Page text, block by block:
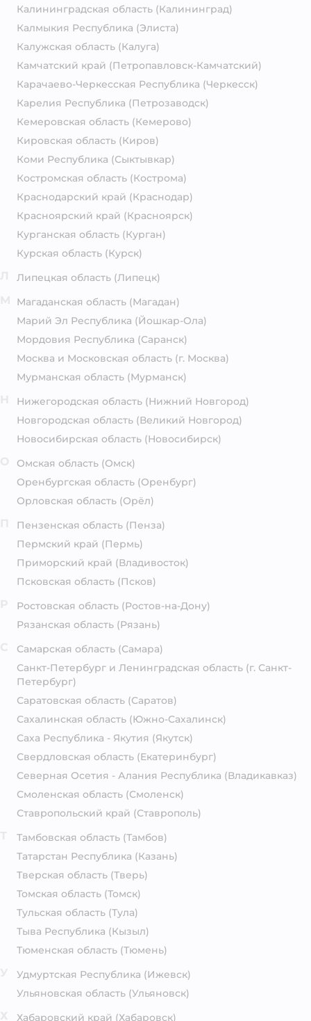
Калининградская область (Калининград)
Калмыкия Республика (Элиста)
Калужская область (Калуга)
Камчатский край (Петропавловск-Камчатский)
Карачаево-Черкесская Республика (Черкесск)
Карелия Республика (Петрозаводск)
Кемеровская область (Кемерово)
Кировская область (Киров)
Коми Республика (Сыктывкар)
Костромская область (Кострома)
Краснодарский край (Краснодар)
Красноярский край (Красноярск)
Курганская область (Курган)
Курская область (Курск)
Липецкая область (Липецк)
Магаданская область (Магадан)
Марий Эл Республика (Йошкар-Ола)
Мордовия Республика (Саранск)
Москва и Московская область (г. Москва)
Мурманская область (Мурманск)
Нижегородская область (Нижний Новгород)
Новгородская область (Великий Новгород)
Новосибирская область (Новосибирск)
Омская область (Омск)
Оренбургская область (Оренбург)
Орловская область (Орёл)
Пензенская область (Пенза)
Пермский край (Пермь)
Приморский край (Владивосток)
Псковская область (Псков)
Ростовская область (Ростов-на-Дону)
Рязанская область (Рязань)
Самарская область (Самара)
Санкт-Петербург и Ленинградская область (г. Санкт-
Петербург)
Саратовская область (Саратов)
Сахалинская область (Южно-Сахалинск)
Саха Республика - Якутия (Якутск)
Свердловская область (Екатеринбург)
Северная Осетия - Алания Республика (Владикавказ)
Смоленская область (Смоленск)
Ставропольский край (Ставрополь)
Тамбовская область (Тамбов)
Татарстан Республика (Казань)
Тверская область (Тверь)
Томская область (Томск)
Тульская область (Тула)
Тыва Республика (Кызыл)
Тюменская область (Тюмень)
Удмуртская Республика (Ижевск)
Ульяновская область (Ульяновск)
Хабаровский край (Хабаровск)